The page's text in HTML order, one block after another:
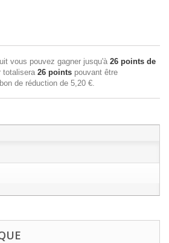
vous pouvez gagner jusqu'à 26 points de
totalisera 26 points pouvant être
de réduction de 5,20 €